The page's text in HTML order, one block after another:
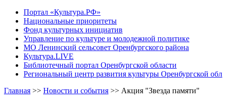
Портал «Культура.РФ»
Национальные приоритеты
Фонд культурных инициатив
Управление по культуре и молодежной политике
МО Ленинский сельсовет Оренбургского района
Культура.LIVE
Библиотечный портал Оренбургской области
Региональный центр развития культуры Оренбургской обл
Главная >> Новости и события >> Акция "Звезда памяти"